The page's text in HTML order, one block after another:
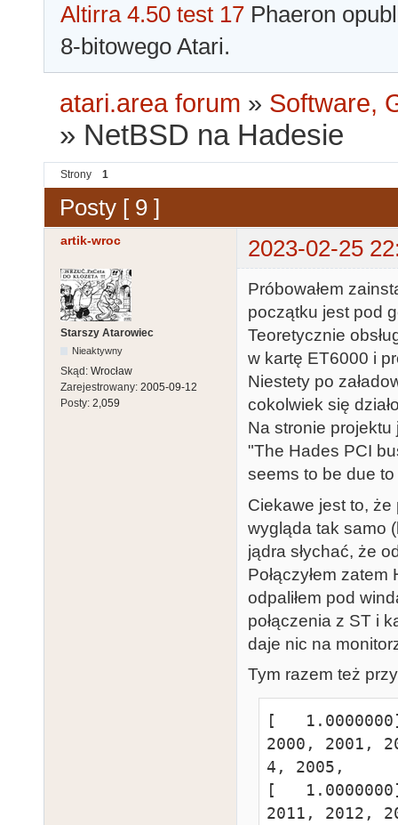
Altirra 4.50 test 17 Phaeron
8-bitowego Atari.
atari.area forum » Software,
» NetBSD na Hadesie
Strony 1
Posty [ 9 ]
artik-wroc 2023-02-25
Starszy Atarowiec
Nieaktywny
Skąd: Wrocław
Zarejestrowany: 2005-09-12
Posty: 2,059
Próbowałem
początku jest pod
Teoretycznie
w kartę ET6000 i
Niestety po
cokolwiek się
Na stronie projektu
"The Hades PCI
seems to be due
Ciekawe jest to,
wygląda tak samo
jądra słychać, że
Połączyłem
odpaliłem pod
połączenia z ST i
daje nic na
Tym razem też
[
2000, 2001,
4, 2005,
[
2011, 2012,